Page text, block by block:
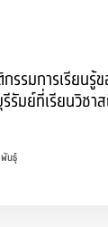
รมการเรียนรู้
รัมย์ที่เรียนวิชา
นธุ์